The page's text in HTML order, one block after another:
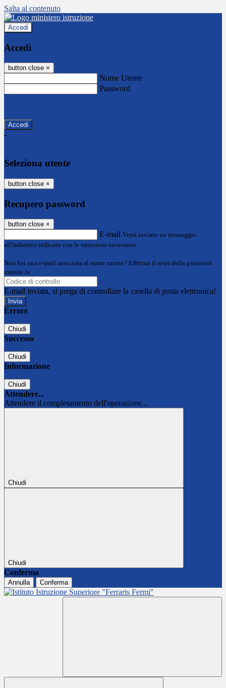
Salta al contenuto
Accedi
Accedi
button close ×
Nome Utente
Password
-
Seleziona utente
button close ×
Recupero password
button close ×
E-mail Verrà inviato un messaggio
all'indirizzo indicato con le istruzioni necessarie.
Non hai una e-mail associata al nome utente? Effettua il reset della password
tramite la
E-mail inviata, si prega di controllare la casella di posta elettronica!
Errore
Chiudi
Successo
Chiudi
Informazione
Chiudi
Attendere...
Attendere il completamento dell'operazione...
Chiudi
Chiudi
Conferma
Annulla Conferma